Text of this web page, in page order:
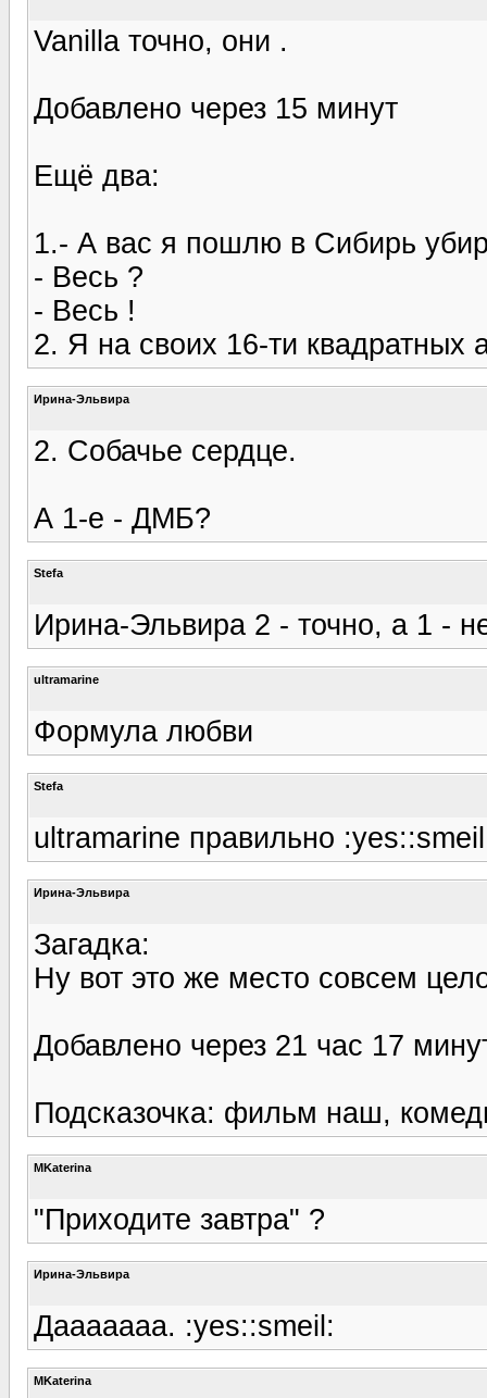
Vanilla точно, они .
Добавлено через 15 минут
Ещё два:
1.- А вас я пошлю в Сибирь
- Весь ?
- Весь !
2. Я на своих 16-ти квадратных
Ирина-Эльвира
2. Собачье сердце.
А 1-е - ДМБ?
Stefa
Ирина-Эльвира 2 - точно, а 1 -
ultramarine
Формула любви
Stefa
ultramarine правильно
Ирина-Эльвира
Загадка:
Ну вот это же место совсем
Добавлено через 21 час 17
Подсказочка: фильм наш,
MKaterina
"Приходите завтра" ?
Ирина-Эльвира
Дааааааа. :yes::smeil:
MKaterina